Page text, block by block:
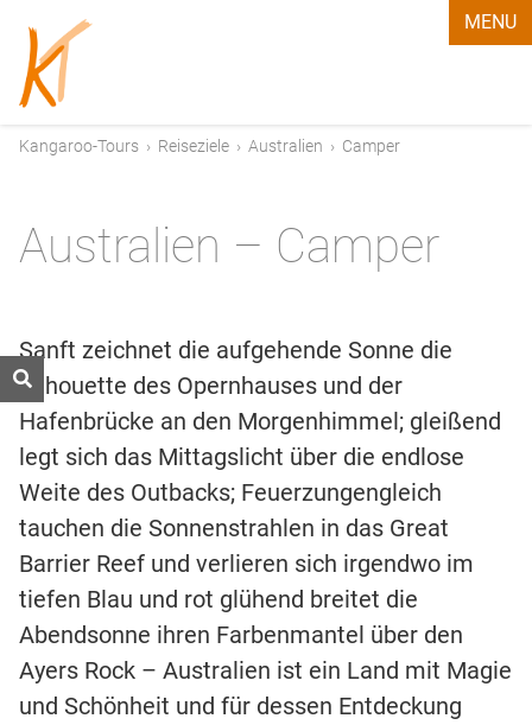
MENU
Kangaroo-Tours › Reiseziele › Australien › Camper
Australien – Camper
Sanft zeichnet die aufgehende Sonne die
Silhouette des Opernhauses und der
Hafenbrücke an den Morgenhimmel; gleißend
legt sich das Mittagslicht über die endlose
Weite des Outbacks; Feuerzungengleich
tauchen die Sonnenstrahlen in das Great
Barrier Reef und verlieren sich irgendwo im
tiefen Blau und rot glühend breitet die
Abendsonne ihren Farbenmantel über den
Ayers Rock – Australien ist ein Land mit Magie
und Schönheit und für dessen Entdeckung